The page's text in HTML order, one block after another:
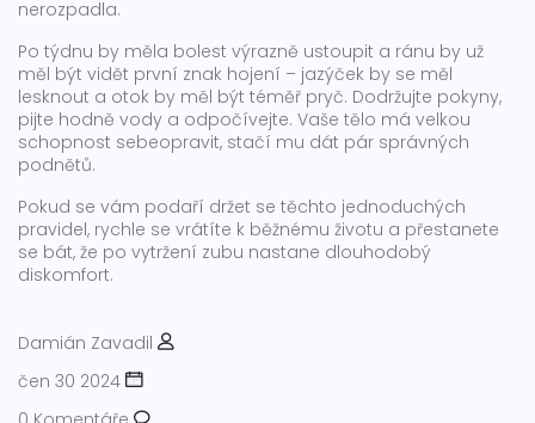
nerozpadla.
Po týdnu by měla bolest výrazně ustoupit a ránu by už
měl být vidět první znak hojení – jazýček by se měl
lesknout a otok by měl být téměř pryč. Dodržujte pokyny,
pijte hodně vody a odpočívejte. Vaše tělo má velkou
schopnost sebeopravit, stačí mu dát pár správných
podnětů.
Pokud se vám podaří držet se těchto jednoduchých
pravidel, rychle se vrátíte k běžnému životu a přestanete
se bát, že po vytržení zubu nastane dlouhodobý
diskomfort.
Damián Zavadil
čen 30 2024